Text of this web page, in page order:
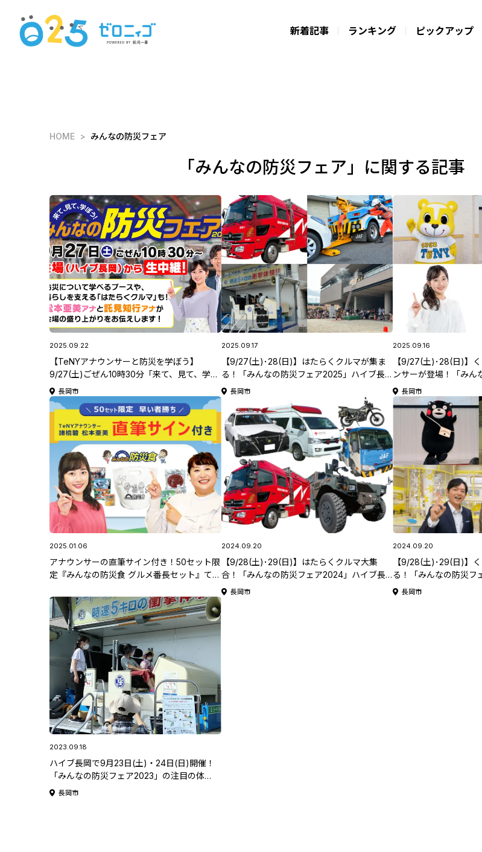
新着記事 ランキング ピックアップ
HOME みんなの防災フェア
「みんなの防災フェア」に関する記事
2025.09.22
【TeNYアナウンサーと防災を学ぼう】
9/27(土)ごぜん10時30分「来て、見て、学ぼ
う！みんなの防災フェア2025」
長岡市
2025.09.17
【9/27(土)･28(日)】はたらくクルマが集ま
る！「みんなの防災フェア2025」ハイブ長
岡で今年も開催！注目の体験･展示などをご
紹介♪
長岡市
2025.09.16
【9/27(土)･28(日)】
ンサーが登場！「みん
2025」ハイブ長岡で今
ージをご紹介♪
長岡市
2025.01.06
アナウンサーの直筆サイン付き！50セット限
定『みんなの防災食 グルメ番長セット』てっ
2024.09.20
【9/28(土)･29(日)】はたらくクルマ大集
合！「みんなの防災フェア2024」ハイブ長
岡で今年も開催！注目の体験･展示などをご
紹介♪
長岡市
2024.09.20
【9/28(土)･29(日)】
る！「みんなの防災フ
岡で今年も開催！注目
長岡市
2023.09.18
ハイブ長岡で9月23日(土)・24日(日)開催！
「みんなの防災フェア2023」の注目の体
験・展示を紹介！
長岡市